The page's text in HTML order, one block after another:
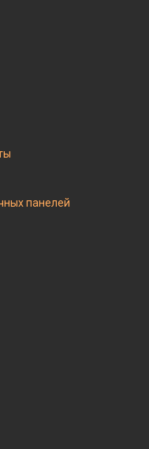
панелей